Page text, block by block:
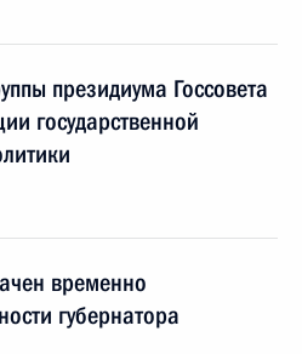
президиума Госсовета
государственной
временно
губернатора